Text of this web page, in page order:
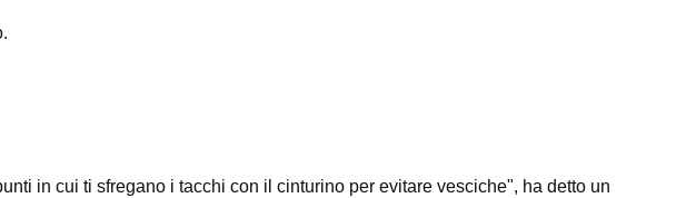
in cui ti sfregano i tacchi con il cinturino per evitare vesciche", ha detto un